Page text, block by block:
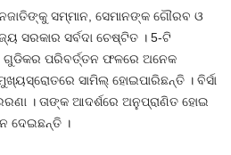
ସମ୍ମାନ, ସେମାନଙ୍କ ଗୌରବ ଓ
ସରକାର ସର୍ବଦା ଚେଷ୍ଟିତ । 5-ଟି
ପରିବର୍ତ୍ତନ ଫଳରେ ଅନେକ
ସାମିଲ୍ ହୋଇପାରିଛନ୍ତି । ବିର୍ସା
। ତାଙ୍କ ଆଦର୍ଶରେ ଅନୁପ୍ରାଣିତ ହୋଇ
ଦେଇଛନ୍ତି ।